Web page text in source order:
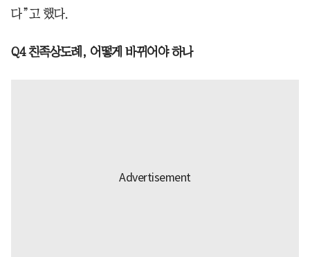
다”고 했다.
Q4 친족상도례, 어떻게 바뀌어야 하나